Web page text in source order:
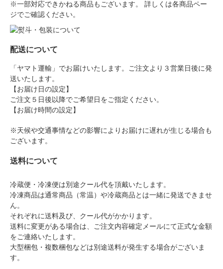
※一部対応できかねる商品もございます。 詳しくは各商品ペー
ジでご確認ください。
配送について
「ヤマト運輸」でお届けいたします。ご注文より３営業日後に発
送いたします。
【お届け日の設定】
ご注文５日後以降でご希望日をご指定ください。
【お届け時間の設定】
※天候や交通事情などの影響によりお届けに遅れが生じる場合も
ございます。
送料について
冷蔵便・冷凍便は別途クール代を頂戴いたします。
冷凍商品は通常商品（常温）や冷蔵商品とは一緒に発送できませ
ん。
それぞれに送料及び、クール代がかかります。
送料に変更がある場合は、ご注文内容確定メールにて正式な金額
をご連絡いたします。
大型梱包・複数梱包などは別途送料が発生する場合がございま
す。